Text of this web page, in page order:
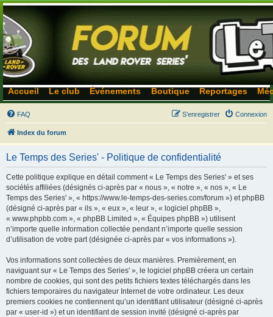
Accueil Le club Événements Boutique Reportages
FAQ Connexion
S’enregistrer
Index du forum
Le Temps des Series' - Politique de confidentialité
Cette politique explique en détail comment « Le Temps des Series' » et ses
sociétés affiliées (désignés ci-après par « nous », « notre », « nos », « Le
Temps des Series' », « https://www.le-temps-des-series.com/forum ») et phpBB
(désigné ci-après par « ils », « eux », « leur », « logiciel phpBB »,
« www.phpbb.com », « phpBB Limited », « Équipes phpBB ») utilisent
n’importe quelle information collectée pendant n’importe quelle session
d’utilisation de votre part (désignée ci-après par « vos informations »).
Vos informations sont collectées de deux manières. Premièrement, en
naviguant sur « Le Temps des Series' », le logiciel phpBB créera un certain
nombre de cookies, qui sont des petits fichiers textes téléchargés dans les
fichiers temporaires du navigateur Internet de votre ordinateur. Les deux
premiers cookies ne contiennent qu’un identifiant utilisateur (désigné ci-après
par « user-id ») et un identifiant de session invité (désigné ci-après par